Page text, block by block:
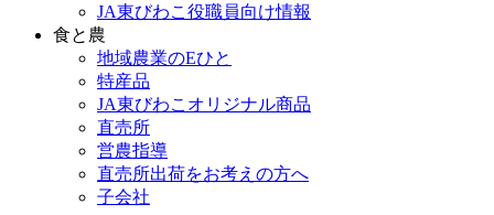
JA東びわこ役職員向け情報
食と農
地域農業のEひと
特産品
JA東びわこオリジナル商品
直売所
営農指導
直売所出荷をお考えの方へ
子会社